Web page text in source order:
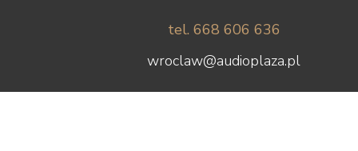
tel. 668 606 636
wroclaw@audioplaza.pl